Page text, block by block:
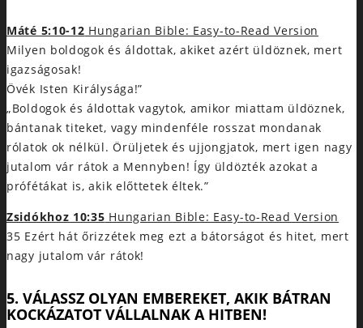
Máté 5:10-12 Hungarian Bible: Easy-to-Read Version
Milyen boldogok és áldottak, akiket azért üldöznek, mert
igazságosak!
Övék Isten Királysága!”
„Boldogok és áldottak vagytok, amikor miattam üldöznek,
bántanak titeket, vagy mindenféle rosszat mondanak
rólatok ok nélkül. Örüljetek és ujjongjatok, mert igen nagy
jutalom vár rátok a Mennyben! Így üldözték azokat a
prófétákat is, akik előttetek éltek.”
Zsidókhoz 10:35 Hungarian Bible: Easy-to-Read Version
35 Ezért hát őrizzétek meg ezt a bátorságot és hitet, mert
nagy jutalom vár rátok!
5. VÁLASSZ OLYAN EMBEREKET, AKIK BÁTRAN
KOCKÁZATOT VÁLLALNAK A HITBEN!